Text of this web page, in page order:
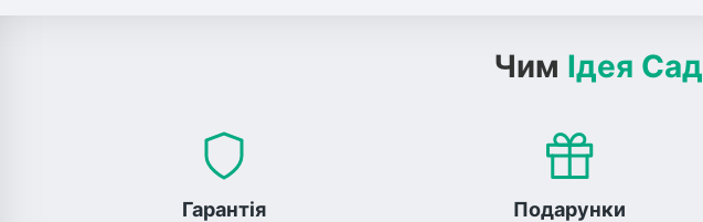
Чим Ідея Сад
Гарантія Подарунки